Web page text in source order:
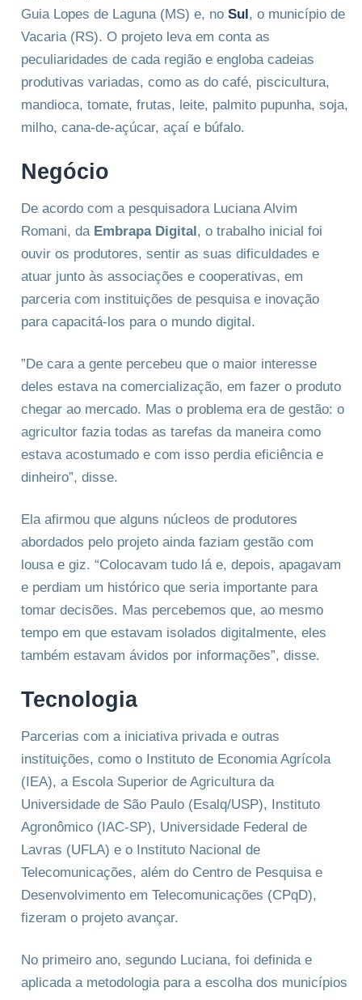
Guia Lopes de Laguna (MS) e, no Sul, o município de
Vacaria (RS). O projeto leva em conta as
peculiaridades de cada região e engloba cadeias
produtivas variadas, como as do café, piscicultura,
mandioca, tomate, frutas, leite, palmito pupunha, soja,
milho, cana-de-açúcar, açaí e búfalo.
Negócio
De acordo com a pesquisadora Luciana Alvim
Romani, da Embrapa Digital, o trabalho inicial foi
ouvir os produtores, sentir as suas dificuldades e
atuar junto às associações e cooperativas, em
parceria com instituições de pesquisa e inovação
para capacitá-los para o mundo digital.
”De cara a gente percebeu que o maior interesse
deles estava na comercialização, em fazer o produto
chegar ao mercado. Mas o problema era de gestão: o
agricultor fazia todas as tarefas da maneira como
estava acostumado e com isso perdia eficiência e
dinheiro”, disse.
Ela afirmou que alguns núcleos de produtores
abordados pelo projeto ainda faziam gestão com
lousa e giz. “Colocavam tudo lá e, depois, apagavam
e perdiam um histórico que seria importante para
tomar decisões. Mas percebemos que, ao mesmo
tempo em que estavam isolados digitalmente, eles
também estavam ávidos por informações”, disse.
Tecnologia
Parcerias com a iniciativa privada e outras
instituições, como o Instituto de Economia Agrícola
(IEA), a Escola Superior de Agricultura da
Universidade de São Paulo (Esalq/USP), Instituto
Agronômico (IAC-SP), Universidade Federal de
Lavras (UFLA) e o Instituto Nacional de
Telecomunicações, além do Centro de Pesquisa e
Desenvolvimento em Telecomunicações (CPqD),
fizeram o projeto avançar.
No primeiro ano, segundo Luciana, foi definida e
aplicada a metodologia para a escolha dos municípios